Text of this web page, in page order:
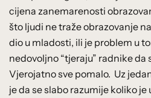
cijena zanemarenosti
što ljudi ne traže obrazovanje
dio u mladosti, ili je problem u
nedovoljno “tjeraju” radnike da
Vjerojatno sve pomalo. Uz
je da se slabo razumije koliko